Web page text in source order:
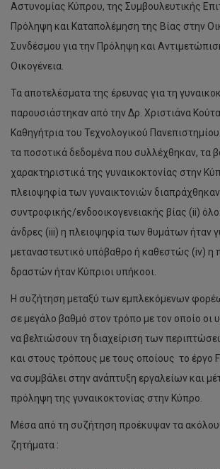
Αστυνομίας Κύπρου, της Συμβουλευτικής
Πρόληψη και Καταπολέμηση της Βίας στην
Συνδέσμου για την Πρόληψη και
Οικογένεια.
Τα αποτελέσματα της έρευνας για τη
παρουσιάστηκαν από την Δρ. Χριστιάνα
Καθηγήτρια του Τεχνολογικού
τα ποσοτικά δεδομένα που συλλέχθηκαν, τα
χαρακτηριστικά της γυναικοκτονίας στην
πλειοψηφία των γυναικτονιών
συντροφικής/ενδοοικογενειακής βίας (ii)
άνδρες (iii) η πλειοψηφία των θυμάτων ήταν
μεταναστευτικό υπόβαθρο ή καθεστώς (iv) η
δραστών ήταν Κύπριοι υπήκοοι.
Η συζήτηση μεταξύ των εμπλεκόμενων
σε μεγάλο βαθμό στον τρόπο με τον οποίο οι
να βελτιώσουν τη διαχείριση των
και στους τρόπους με τους οποίους το έργο
να συμβάλει στην ανάπτυξη εργαλείων και
πρόληψη της γυναικοκτονίας στην Κύπρο.
Μέσα από τη συζήτηση προέκυψαν τα
ζητήματα :